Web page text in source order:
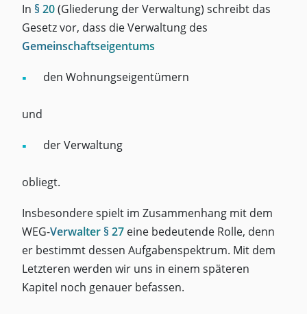
In § 20(Gliederung der Verwaltung) schreibt das
Gesetz vor, dass die Verwaltung des
Gemeinschaftseigentums
den Wohnungseigentümern
und
der Verwaltung
obliegt.
Insbesondere spielt im Zusammenhang mit dem
WEG-Verwalter § 27eine bedeutende Rolle, denn
er bestimmt dessen Aufgabenspektrum. Mit dem
Letzteren werden wir uns in einem späteren
Kapitel noch genauer befassen.